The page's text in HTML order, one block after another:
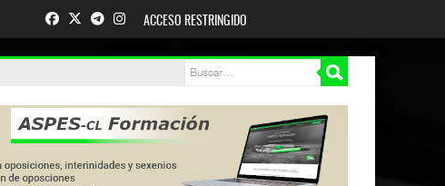
ACCESO RESTRINGIDO